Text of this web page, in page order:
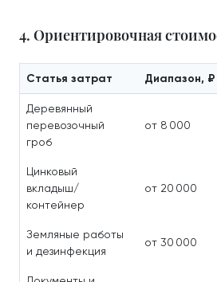
4. Ориентировочная
Статья затрат Диапазон, ₽
Деревянный
перевозочный
гроб
от 8 000
Цинковый
вкладыш/
контейнер
от 20 000
Земляные работы
и дезинфекция
от 30 000